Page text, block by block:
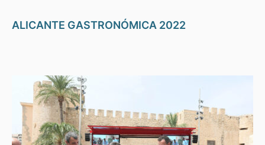
ALICANTE GASTRONÓMICA 2022